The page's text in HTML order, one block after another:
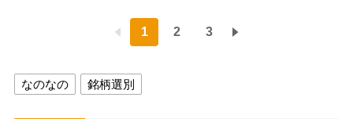
1 2 3
なのなの 銘柄選別